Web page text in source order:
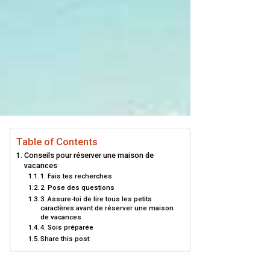
Table of Contents
Conseils pour réserver une maison de
vacances
1. Fais tes recherches
2. Pose des questions
3. Assure-toi de lire tous les petits
caractères avant de réserver une maison
de vacances
4. Sois préparée
Share this post: